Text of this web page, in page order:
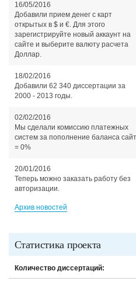
16/05/2016
Добавили прием денег с карт
открытых в $ и €. Для этого
зарегистрируйте новый аккаунт на
сайте и выберите валюту расчета
Доллар.
18/02/2016
Добавили 62 340 диссертации за
2000 - 2013 годы.
02/02/2016
Мы сделали комиссию платежных
систем за пополнение баланса
= 0%
20/01/2016
Теперь можно заказать работу без
авторизации.
Архив новостей
Статистика проекта
Количество диссертаций: